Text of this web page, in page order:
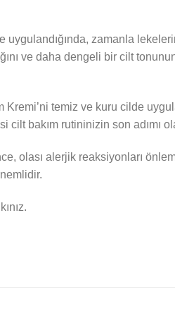
zamanla
ve daha dengeli bir cilt tonunun
temiz ve kuru cilde
cilt bakım rutininizin son adımı
olası alerjik reaksiyonları